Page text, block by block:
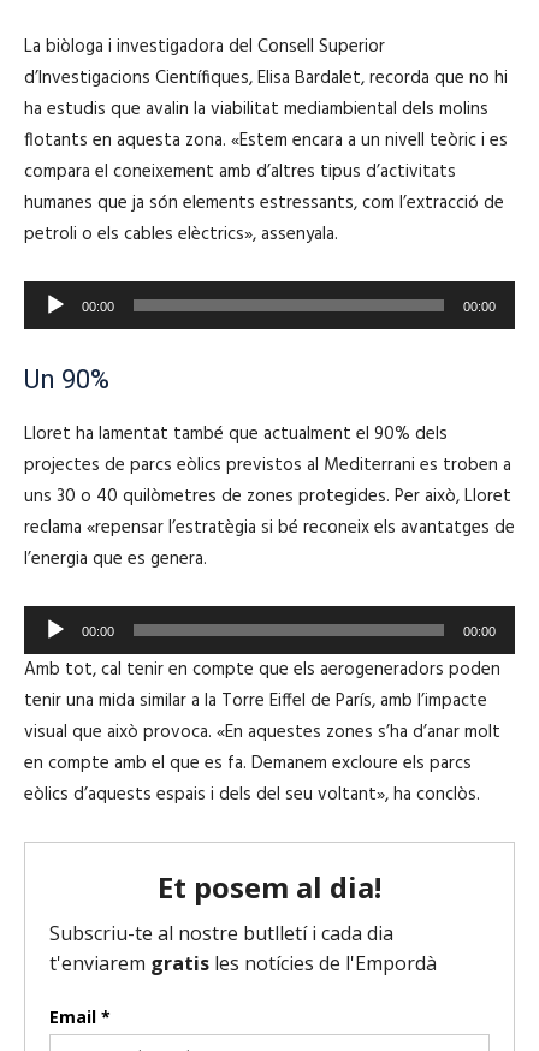
La biòloga i investigadora del Consell Superior
d’Investigacions Científiques, Elisa Bardalet, recorda que no hi
ha estudis que avalin la viabilitat mediambiental dels molins
flotants en aquesta zona. «Estem encara a un nivell teòric i es
compara el coneixement amb d’altres tipus d’activitats
humanes que ja són elements estressants, com l’extracció de
petroli o els cables elèctrics», assenyala.
e
r
o
u
t
r
'
à
u
d
i
00:00 00:00
Un 90%
Lloret ha lamentat també que actualment el 90% dels
projectes de parcs eòlics previstos al Mediterrani es troben a
uns 30 o 40 quilòmetres de zones protegides. Per això, Lloret
reclama «repensar l’estratègia si bé reconeix els avantatges de
l’energia que es genera.
e
p
r
o
d
u
c
00:00 00:00
Amb tot, cal tenir en compte que els aerogeneradors poden
tenir una mida similar a la Torre Eiffel de París, amb l’impacte
visual que això provoca. «En aquestes zones s’ha d’anar molt
en compte amb el que es fa. Demanem excloure els parcs
eòlics d’aquests espais i dels del seu voltant», ha conclòs.